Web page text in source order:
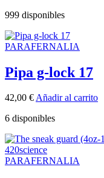
999 disponibles
PARAFERNALIA
Pipa g-lock 17
42,00 €Añadir al carrito
6 disponibles
PARAFERNALIA